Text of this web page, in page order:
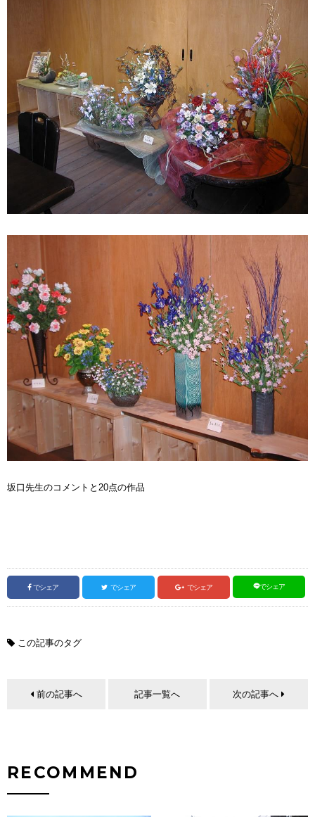
坂口先生のコメントと20点の作品
でシェア でシェア でシェア でシェア
この記事のタグ
前の記事へ 記事一覧へ 次の記事へ
RECOMMEND